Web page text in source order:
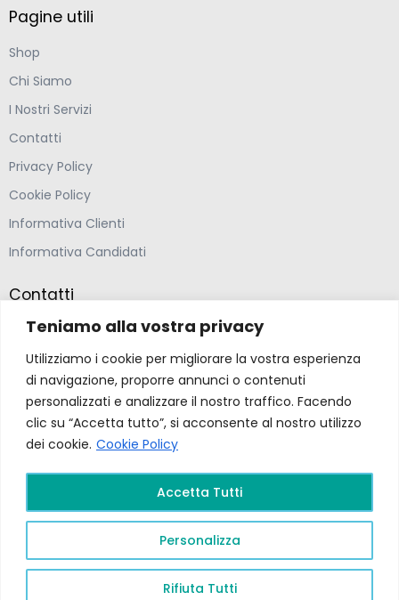
Teniamo alla vostra privacy
Utilizziamo i cookie per migliorare la vostra esperienza
di navigazione, proporre annunci o contenuti
personalizzati e analizzare il nostro traffico. Facendo
clic su “Accetta tutto”, si acconsente al nostro utilizzo
dei cookie. Cookie Policy
Personalizza
Rifiuta Tutti
Accetta Tutti
Pagine utili
Shop
Chi Siamo
I Nostri Servizi
Contatti
Privacy Policy
Cookie Policy
Informativa Clienti
Informativa Candidati
Contatti
Farmacia Ponte Ospedaletto S.N.C
Via della Solidarietà 2,
47020 Longiano, Forlì-Cesena
farmacia@ponteospedaletto.it
Farmacia Ponte Ospedaletto 2026. Tutti diritti
riservati a Farmacia Ponte Ospedaletto. Sito creato
daGruppo Ingegneria.Privacy Policy –P.Iva e
PR FESR EMILIA ROMAGNA